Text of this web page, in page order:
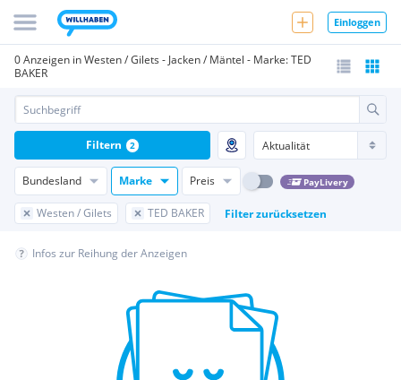
Einloggen
0 Anzeigen in Westen / Gilets - Jacken / Mäntel - Marke: TED
BAKER
Bundesland Marke Preis PayLivery
Westen / Gilets TED BAKER Filter zurücksetzen
Filtern 2
Infos zur Reihung der Anzeigen